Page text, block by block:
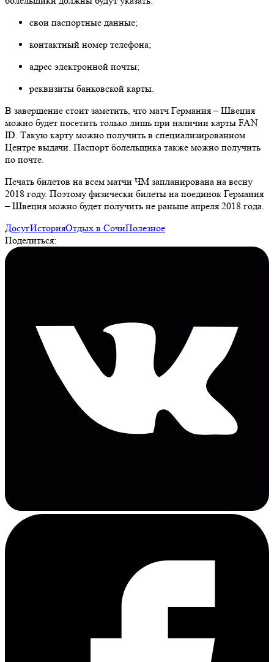
свои паспортные данные;
контактный номер телефона;
адрес электронной почты;
реквизиты банковской карты.
В завершение стоит заметить, что матч Германия – Швеция
можно будет посетить только лишь при наличии карты FAN
ID. Такую карту можно получить в специализированном
Центре выдачи. Паспорт болельщика также можно получить
по почте.
Печать билетов на всем матчи ЧМ запланирована на весну
2018 году. Поэтому физически билеты на поединок Германия
– Швеция можно будет получить не раньше апреля 2018 года.
ДосугИсторияОтдых в СочиПолезное
Поделиться: